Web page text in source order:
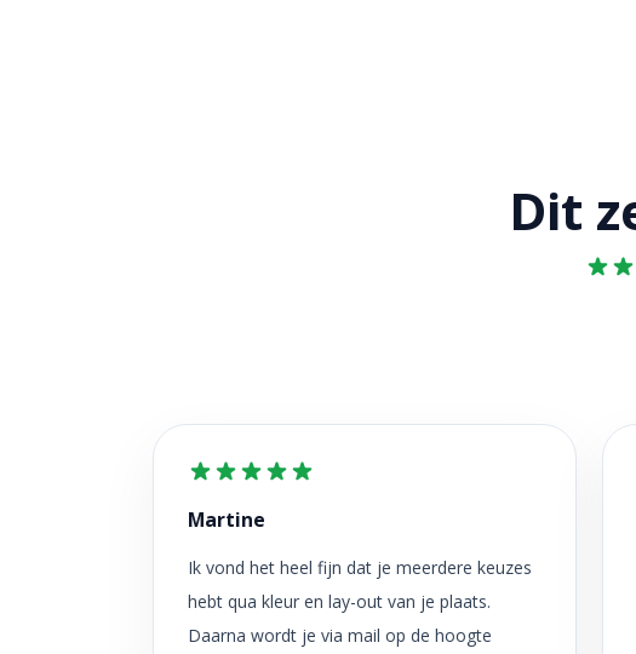
Dit
Martine
Ik vond het heel fijn dat je meerdere keuzes
hebt qua kleur en lay-out van je plaats.
Daarna wordt je via mail op de hoogte